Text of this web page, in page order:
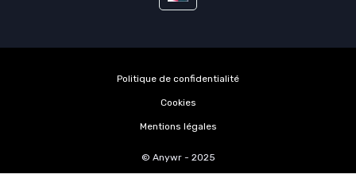
Politique de confidentialité
Cookies
Mentions légales
© Anywr - 2025